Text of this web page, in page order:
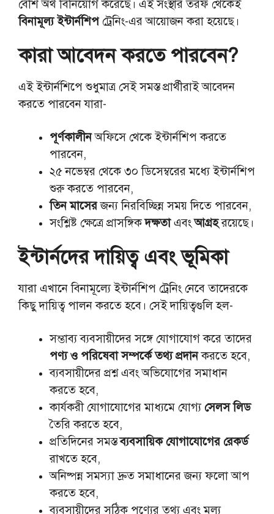
বেশি অর্থ বিনিয়োগ করেছে। এই সংস্থার তরফ থেকেই
বিনামূল্য ইন্টার্নশিপট্রেনিং-এর আয়োজন করা হয়েছে।
কারা আবেদন করতে পারবেন?
এই ইন্টার্নশিপে শুধুমাত্র সেই সমস্ত প্রার্থীরাই আবেদন
করতে পারবেন যারা-
পূর্ণকালীনঅফিসে থেকে ইন্টার্নশিপ করতে
পারবেন,
২৫ নভেম্বর থেকে ৩০ ডিসেম্বরের মধ্যে ইন্টার্নশিপ
শুরু করতে পারবেন,
তিন মাসেরজন্য নিরবিচ্ছিন্ন সময় দিতে পারবেন,
সংশ্লিষ্ট ক্ষেত্রে প্রাসঙ্গিকদক্ষতাএবংআগ্রহরয়েছে।
ইন্টার্নদের দায়িত্ব এবং ভূমিকা
যারা এখানে বিনামূল্যে ইন্টার্নশিপ ট্রেনিং নেবে তাদেরকে
কিছু দায়িত্ব পালন করতে হবে। সেই দায়িত্বগুলি হল-
সম্ভাব্য ব্যবসায়ীদের সঙ্গে যোগাযোগ করে তাদের
পণ্য ও পরিষেবা সম্পর্কে তথ্য প্রদানকরতে হবে,
ব্যবসায়ীদের প্রশ্ন এবং অভিযোগের সমাধান
করতে হবে,
কার্যকরী যোগাযোগের মাধ্যমে যোগ্য সেলস লিড
তৈরি করতে হবে,
প্রতিদিনের সমস্তব্যবসায়িক যোগাযোগের রেকর্ড
রাখতে হবে,
অনিষ্পন্ন সমস্যা দ্রুত সমাধানের জন্য ফলো আপ
করতে হবে,
ব্যবসায়ীদের সঠিক পণ্যের তথ্য এবং মূল্য